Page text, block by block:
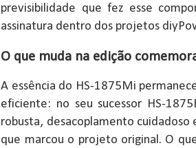
previsibilidade que fez esse
assinatura dentro dos projetos
O que muda na edição
A essência do HS-1875Mi
eficiente: no seu sucessor HS-
robusta, desacoplamento
que marcou o projeto original. O